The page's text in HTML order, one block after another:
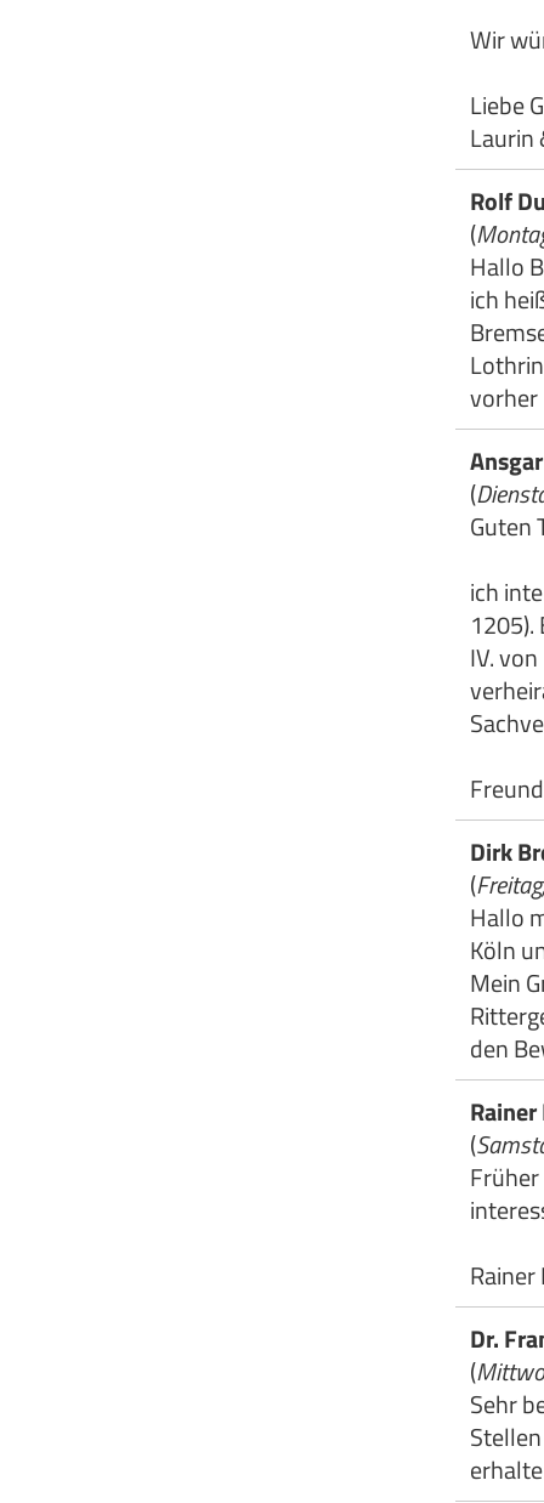
Wir
Liebe
Laurin
Rolf
(
Hallo
ich
vorher
(
Guten
ich
IV.
Dirk
(
Hallo
Köln
Mein
den
(
Dr.
(
Sehr